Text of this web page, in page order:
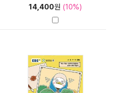
14,400원 (10%)